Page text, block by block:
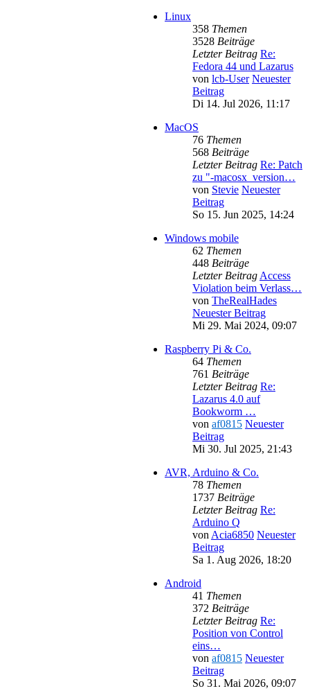
Linux
358 Themen
3528 Beiträge
Letzter Beitrag Re:
Fedora 44 und Lazarus
von lcb-User Neuester
Beitrag
Di 14. Jul 2026, 11:17
MacOS
76 Themen
568 Beiträge
Letzter Beitrag Re: Patch
zu "-macosx_version…
von Stevie Neuester
Beitrag
So 15. Jun 2025, 14:24
Windows mobile
62 Themen
448 Beiträge
Letzter BeitragAccess
Violation beim Verlass…
von TheRealHades
Neuester Beitrag
Mi 29. Mai 2024, 09:07
Raspberry Pi & Co.
64 Themen
761 Beiträge
Letzter Beitrag Re:
Lazarus 4.0 auf
Bookworm …
von af0815 Neuester
Beitrag
Mi 30. Jul 2025, 21:43
AVR, Arduino & Co.
78 Themen
1737 Beiträge
Letzter Beitrag Re:
Arduino Q
vonAcia6850 Neuester
Beitrag
Sa 1. Aug 2026, 18:20
Android
41 Themen
372 Beiträge
Letzter Beitrag Re:
Position von Control
eins…
von af0815 Neuester
Beitrag
So 31. Mai 2026, 09:07